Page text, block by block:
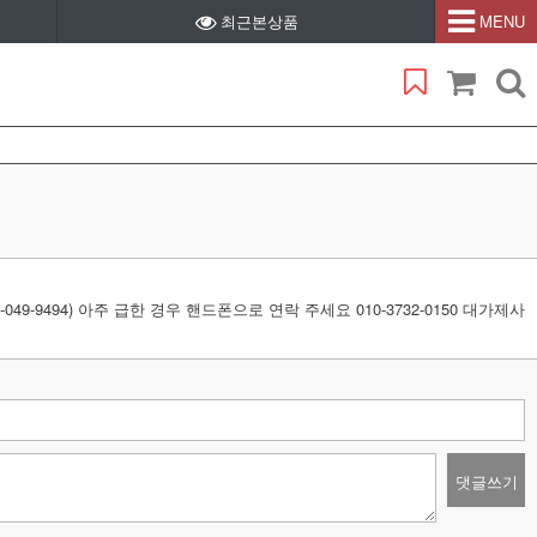
최근본상품 MENU
9494) 아주 급한 경우 핸드폰으로 연락 주세요 010-3732-0150 대가제사
댓글쓰기